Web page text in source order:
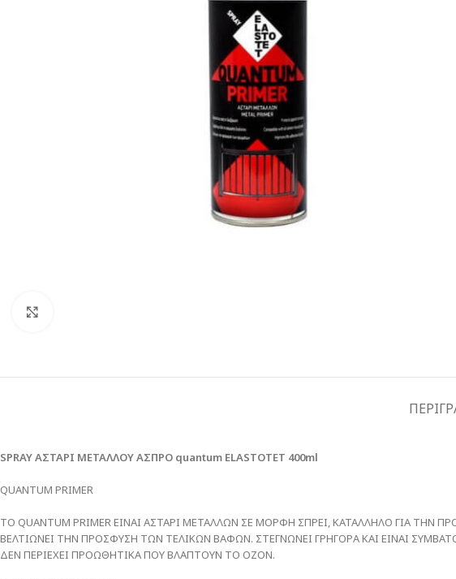
SPRAY ΑΣΤΑΡΙ ΜΕΤΑΛΛΟΥ ΑΣΠΡΟ quantum ELASTOTET 400ml
QUANTUM PRIMER
TO QUANTUM PRIMER ΕΙΝΑΙ ΑΣΤΑΡΙ ΜΕΤΑΛΛΩΝ ΣΕ ΜΟΡΦΗ ΣΠΡΕΙ, ΚΑΤΑΛΛΗΛΟ ΓΙΑ ΤΗΝ
ΒΕΛΤΙΩΝΕΙ ΤΗΝ ΠΡΟΣΦΥΣΗ ΤΩΝ ΤΕΛΙΚΩΝ ΒΑΦΩΝ. ΣΤΕΓΝΩΝΕΙ ΓΡΗΓΟΡΑ ΚΑΙ ΕΙΝΑΙ
ΔΕΝ ΠΕΡΙΕΧΕΙ ΠΡΟΩΘΗΤΙΚΑ ΠΟΥ ΒΛΑΠΤΟΥΝ ΤΟ ΟΖΟΝ.